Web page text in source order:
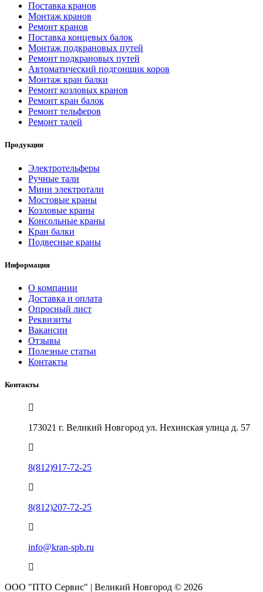
Поставка кранов
Монтаж кранов
Ремонт кранов
Поставка концевых балок
Монтаж подкрановых путей
Ремонт подкрановых путей
Автоматический подгонщик коров
Монтаж кран балки
Ремонт козловых кранов
Ремонт кран балок
Ремонт тельферов
Ремонт талей
Продукция
Электротельферы
Ручные тали
Мини электротали
Мостовые краны
Козловые краны
Консольные краны
Кран балки
Подвесные краны
Информация
О компании
Доставка и оплата
Опросный лист
Реквизиты
Вакансии
Отзывы
Полезные статьи
Контакты
Контакты
173021 г. Великий Новгород ул. Нехинская улица д. 57
8(812)917-72-25
8(812)207-72-25
info@kran-spb.ru
ООО "ПТО Сервис" | Великий Новгород © 2026